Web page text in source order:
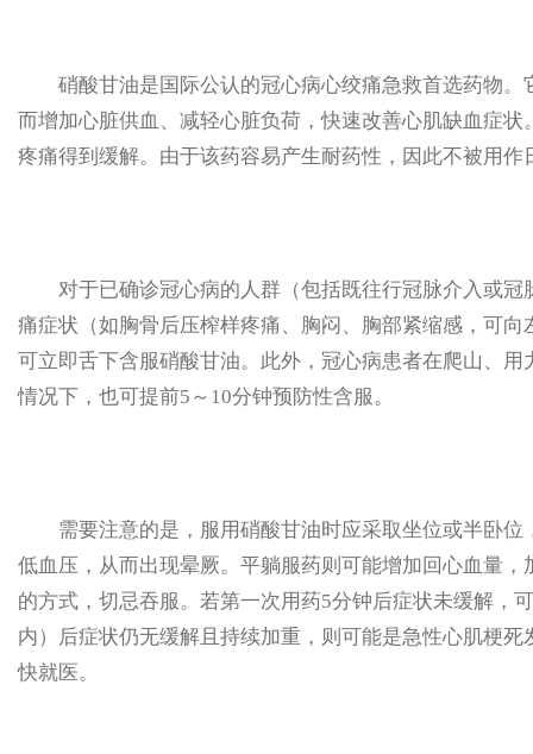
硝酸甘油是国际公认的冠心病心绞痛急救首选药物。
而增加心脏供血、减轻心脏负荷，快速改善心肌缺血症
疼痛得到缓解。由于该药容易产生耐药性，因此不被用作
对于已确诊冠心病的人群（包括既往行冠脉介入或冠
痛症状（如胸骨后压榨样疼痛、胸闷、胸部紧缩感，可
可立即舌下含服硝酸甘油。此外，冠心病患者在爬山、
情况下，也可提前5～10分钟预防性含服。
需要注意的是，服用硝酸甘油时应采取坐位或半卧位
低血压，从而出现晕厥。平躺服药则可能增加回心血量
的方式，切忌吞服。若第一次用药5分钟后症状未缓解，
内）后症状仍无缓解且持续加重，则可能是急性心肌梗
快就医。